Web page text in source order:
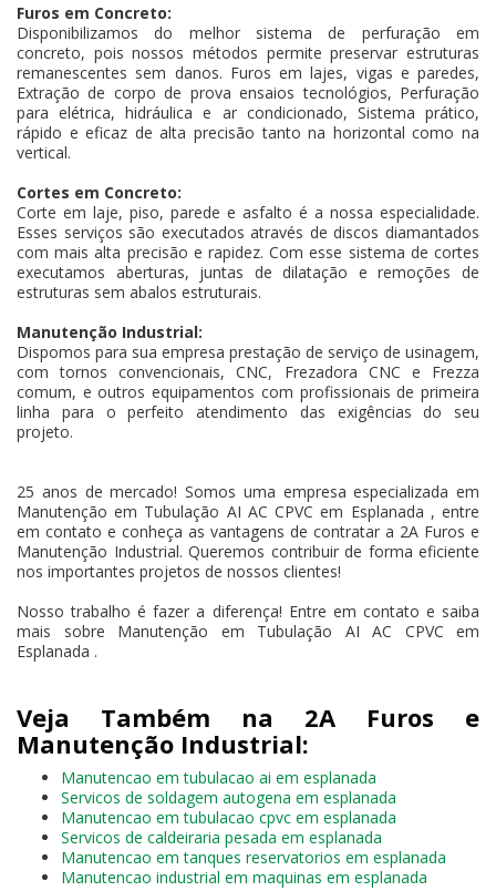
Furos em Concreto:
Disponibilizamos do melhor sistema de perfuração em
concreto, pois nossos métodos permite preservar estruturas
remanescentes sem danos. Furos em lajes, vigas e paredes,
Extração de corpo de prova ensaios tecnológios, Perfuração
para elétrica, hidráulica e ar condicionado, Sistema prático,
rápido e eficaz de alta precisão tanto na horizontal como na
vertical.
Cortes em Concreto:
Corte em laje, piso, parede e asfalto é a nossa especialidade.
Esses serviços são executados através de discos diamantados
com mais alta precisão e rapidez. Com esse sistema de cortes
executamos aberturas, juntas de dilatação e remoções de
estruturas sem abalos estruturais.
Manutenção Industrial:
Dispomos para sua empresa prestação de serviço de usinagem,
com tornos convencionais, CNC, Frezadora CNC e Frezza
comum, e outros equipamentos com profissionais de primeira
linha para o perfeito atendimento das exigências do seu
projeto.
25 anos de mercado! Somos uma empresa especializada em
Manutenção em Tubulação AI AC CPVC em Esplanada , entre
em contato e conheça as vantagens de contratar a 2A Furos e
Manutenção Industrial. Queremos contribuir de forma eficiente
nos importantes projetos de nossos clientes!
Nosso trabalho é fazer a diferença! Entre em contato e saiba
mais sobre Manutenção em Tubulação AI AC CPVC em
Esplanada .
Veja Também na 2A Furos e
Manutenção Industrial:
Manutencao em tubulacao ai em esplanada
Servicos de soldagem autogena em esplanada
Manutencao em tubulacao cpvc em esplanada
Servicos de caldeiraria pesada em esplanada
Manutencao em tanques reservatorios em esplanada
Manutencao industrial em maquinas em esplanada